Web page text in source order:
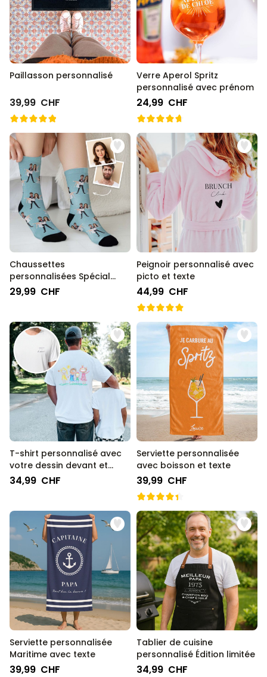
vendus
Personnalisable
Verre à vin personnalisé avec
nom
6.000
exemplaires
vendus
24,99 CHF
Verre Aperol Spritz
personnalisé avec prénom
exemplaires
vendus
24,99 CHF
Personnalisable
Serviette personnalisée avec
boisson et texte
plus de
10.000
exemplaires
vendus
39,99 CHF
Paillasson personnalisé
39,99 CHF
Verre Aperol Spritz
personnalisé avec prénom
24,99 CHF
Chaussettes
personnalisées Spécial
Mariage avec 2 visages
29,99 CHF
Peignoir personnalisé avec
picto et texte
44,99 CHF
T-shirt personnalisé avec
votre dessin devant et
derrière
34,99 CHF
Serviette personnalisée
avec boisson et texte
39,99 CHF
Serviette personnalisée
Maritime avec texte
39,99 CHF
Tablier de cuisine
personnalisé Édition limitée
34,99 CHF